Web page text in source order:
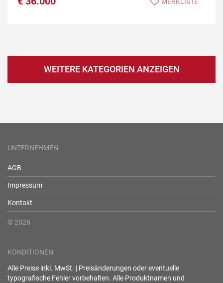
MERKLISTE
WEITERE KATEGORIEN ANZEIGEN
UNTERNEHMEN
AGB
Impressum
Kontakt
© 2026
KONDITIONEN
Alle Preise inkl. MwSt. | Preisänderungen oder eventuelle
typografische Fehler vorbehalten. Alle Produktnamen und